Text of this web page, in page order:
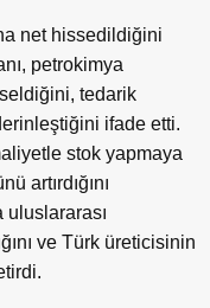
net hissedildiğini
petrokimya
tedarik
ifade etti.
stok yapmaya
artırdığını
ve Türk üreticisinin